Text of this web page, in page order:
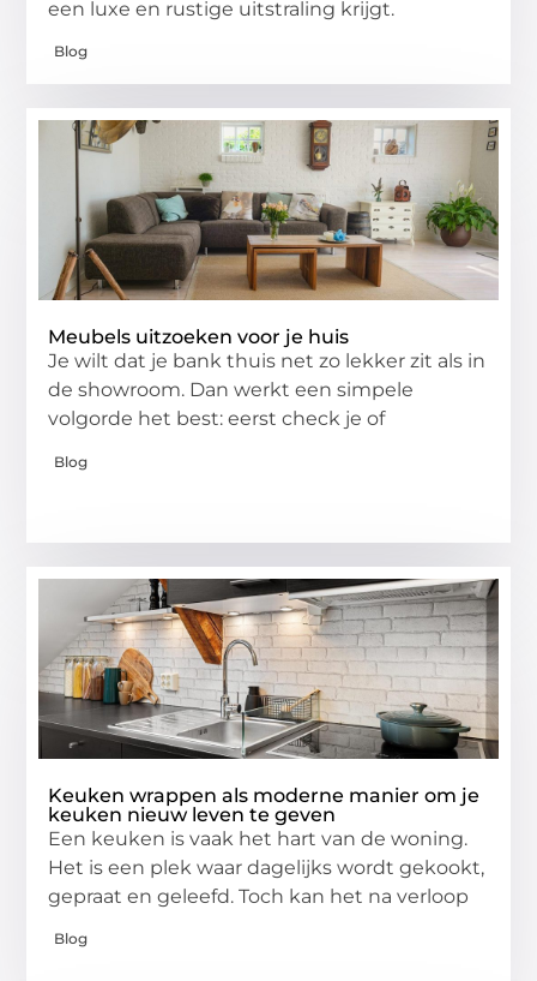
een luxe en rustige uitstraling krijgt.
Blog
Meubels uitzoeken voor je huis
Je wilt dat je bank thuis net zo lekker zit als in
de showroom. Dan werkt een simpele
volgorde het best: eerst check je of
Blog
Keuken wrappen als moderne manier om je
keuken nieuw leven te geven
Een keuken is vaak het hart van de woning.
Het is een plek waar dagelijks wordt gekookt,
gepraat en geleefd. Toch kan het na verloop
Blog